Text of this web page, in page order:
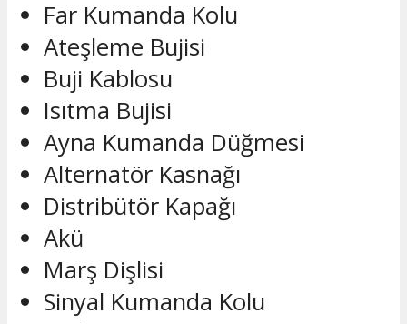
Far Kumanda Kolu
Ateşleme Bujisi
Buji Kablosu
Isıtma Bujisi
Ayna Kumanda Düğmesi
Alternatör Kasnağı
Distribütör Kapağı
Akü
Marş Dişlisi
Sinyal Kumanda Kolu